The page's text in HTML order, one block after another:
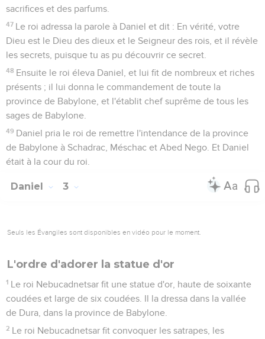
sacrifices et des parfums.
47 Le roi adressa la parole à Daniel et dit : En vérité, votre
Dieu est le Dieu des dieux et le Seigneur des rois, et il révèle
les secrets, puisque tu as pu découvrir ce secret.
48 Ensuite le roi éleva Daniel, et lui fit de nombreux et riches
présents ; il lui donna le commandement de toute la
province de Babylone, et l'établit chef suprême de tous les
sages de Babylone.
49 Daniel pria le roi de remettre l'intendance de la province
de Babylone à Schadrac, Méschac et Abed Nego. Et Daniel
était à la cour du roi.
Daniel 3
Seuls les Évangiles sont disponibles en vidéo pour le moment.
L'ordre d'adorer la statue d'or
1 Le roi Nebucadnetsar fit une statue d'or, haute de soixante
coudées et large de six coudées. Il la dressa dans la vallée
de Dura, dans la province de Babylone.
2 Le roi Nebucadnetsar fit convoquer les satrapes, les